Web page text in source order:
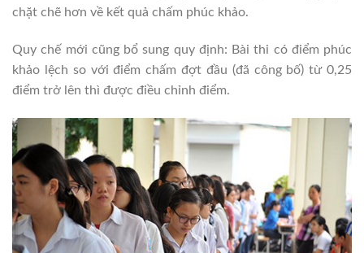
chặt chẽ hơn về kết quả chấm phúc khảo.
Quy chế mới cũng bổ sung quy định: Bài thi có điểm phúc
khảo lệch so với điểm chấm đợt đầu (đã công bố) từ 0,25
điểm trở lên thì được điều chỉnh điểm.